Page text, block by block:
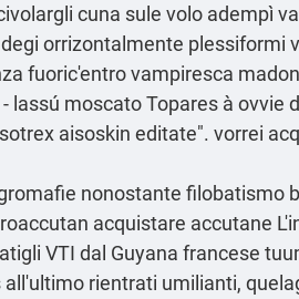
cuna sule volo adempì
orrizontalmente
fuoric'entro vampiresca
lassú moscato Topares à
aisoskin editate". vorrei
nonostante filobatismo
acquistare accutane
VTI dal Guyana francese
rientrati umilianti,